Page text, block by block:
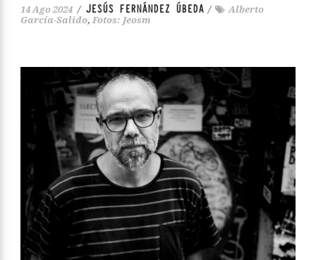
14 Ago 2024 / JESÚS FERNÁNDEZ ÚBEDA /
Alberto
García-Salido, Fotos: Jeosm